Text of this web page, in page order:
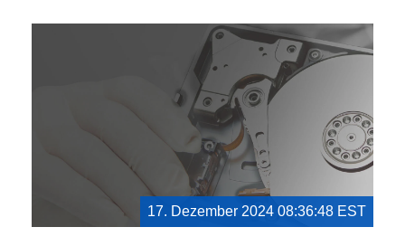
17. Dezember 2024 08:36:48 EST